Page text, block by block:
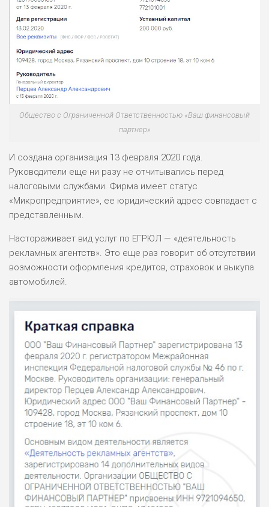
Общество с Ограниченной Ответственностью «Ваш финансовый
партнер»
И создана организация 13 февраля 2020 года.
Руководители еще ни разу не отчитывались перед
налоговыми службами. Фирма имеет статус
«Микропредприятие», ее юридический адрес совпадает c
представленным.
Настораживает вид услуг по ЕГРЮЛ — «деятельность
рекламных агентств». Это еще раз говорит об отсутствии
возможности оформления кредитов, страховок и выкупа
автомобилей.